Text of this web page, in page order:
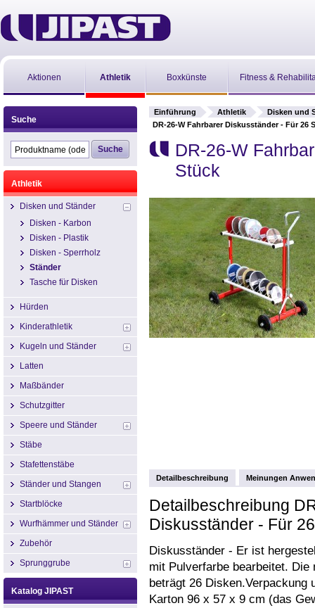
Aktionen Athletik Boxkünste Fitness &
Einführung Athletik
Disken und
DR-26-W Fahrbarer Diskusständer - Für 26
DR-26-W
Stück
Detailbeschreibung Meinungen
Detailbeschreibung
Diskusständer - Für
Diskusständer - Er ist
mit Pulverfarbe bearbeitet.
beträgt 26 Disken.Verpackung
Karton 96 x 57 x 9 cm (das
Suche
Athletik
Disken und Ständer
Disken - Karbon
Disken - Plastik
Disken - Sperrholz
Ständer
Tasche für Disken
Hürden
Kinderathletik
Kugeln und Ständer
Latten
Maßbänder
Schutzgitter
Speere und Ständer
Stäbe
Stafettenstäbe
Ständer und Stangen
Startblöcke
Wurfhämmer und Ständer
Zubehör
Sprunggrube
Katalog JIPAST